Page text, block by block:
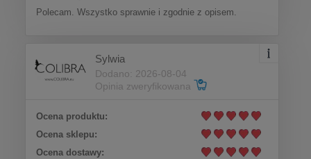
Polecam. Wszystko sprawnie i zgodnie z opisem.
Sylwia
Dodano: 2026-08-04
Opinia zweryfikowana
Ocena produktu:
Ocena sklepu:
Ocena dostawy: